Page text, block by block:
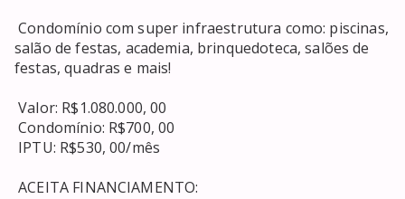
Condomínio com super infraestrutura como: piscinas,
salão de festas, academia, brinquedoteca, salões de
festas, quadras e mais!
Valor: R$1.080.000, 00
Condomínio: R$700, 00
ACEITA FINANCIAMENTO: